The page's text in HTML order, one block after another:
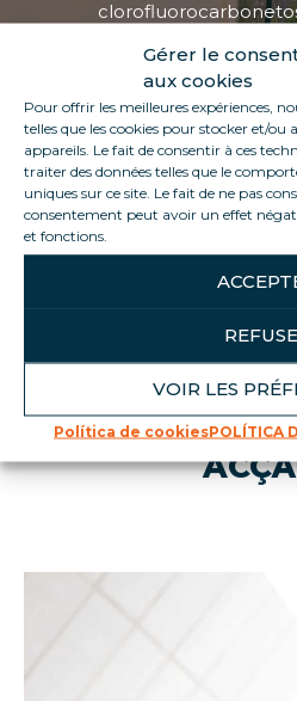
Gérer le
aux cookies
Pour offrir les meilleures expériences,
telles que les cookies pour stocker et/ou
appareils. Le fait de consentir à ces
traiter des données telles que le
uniques sur ce site. Le fait de ne pas
consentement peut avoir un effet
et fonctions.
VOIR LES
Política de cookiesPOLÍTICA
de ozônio
Utilização de
nocivos
Redução das
Redução dos
perigosos
Preservação da